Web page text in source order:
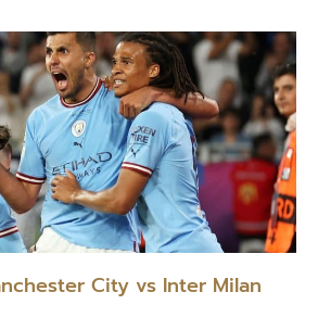
City vs Inter Milan